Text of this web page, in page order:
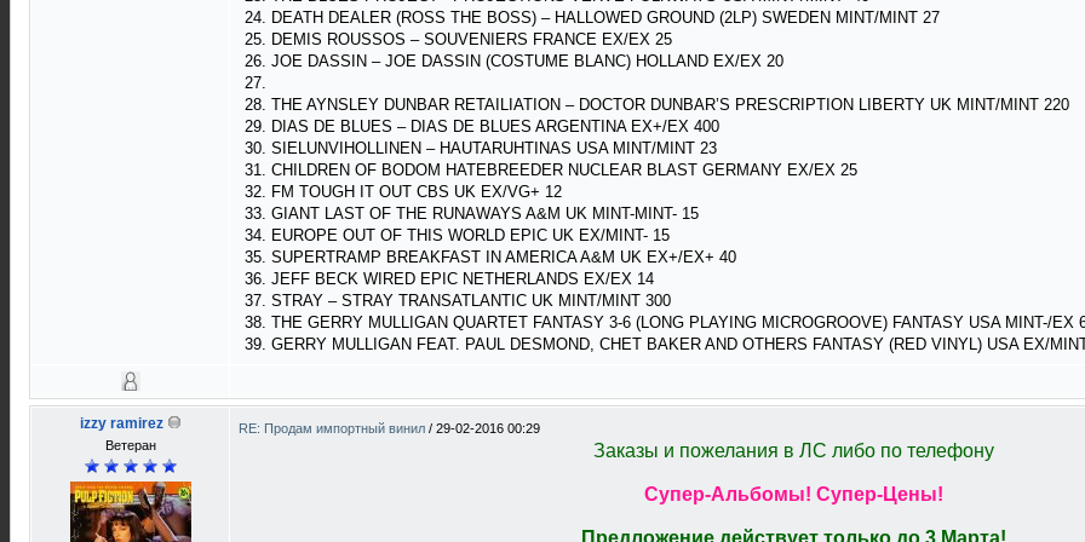
24. DEATH DEALER (ROSS THE BOSS) – HALLOWED GROUND (2LP) SWEDEN MINT/MINT 27
25. DEMIS ROUSSOS – SOUVENIERS FRANCE EX/EX 25
26. JOE DASSIN – JOE DASSIN (COSTUME BLANC) HOLLAND EX/EX 20
27.
28. THE AYNSLEY DUNBAR RETAILIATION – DOCTOR DUNBAR’S PRESCRIPTION LIBERTY UK MINT/MINT 220
29. DIAS DE BLUES – DIAS DE BLUES ARGENTINA EX+/EX 400
30. SIELUNVIHOLLINEN – HAUTARUHTINAS USA MINT/MINT 23
31. CHILDREN OF BODOM HATEBREEDER NUCLEAR BLAST GERMANY EX/EX 25
32. FM TOUGH IT OUT CBS UK EX/VG+ 12
33. GIANT LAST OF THE RUNAWAYS A&M UK MINT-MINT- 15
34. EUROPE OUT OF THIS WORLD EPIC UK EX/MINT- 15
35. SUPERTRAMP BREAKFAST IN AMERICA A&M UK EX+/EX+ 40
36. JEFF BECK WIRED EPIC NETHERLANDS EX/EX 14
37. STRAY – STRAY TRANSATLANTIC UK MINT/MINT 300
38. THE GERRY MULLIGAN QUARTET FANTASY 3-6 (LONG PLAYING MICROGROOVE) FANTASY USA MINT-/EX
39. GERRY MULLIGAN FEAT. PAUL DESMOND, CHET BAKER AND OTHERS FANTASY (RED VINYL) USA EX/
izzy ramirez
Ветеран
RE: Продам импортный винил / 29-02-2016 00:29
Заказы и пожелания в ЛС либо по телефону
Супер-Альбомы! Супер-Цены!
Предложение действует только до 3 Марта!